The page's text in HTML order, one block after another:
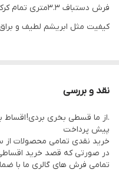
فرش دستباف
کیفیت مثل ابریشم لطیف و براق
نقد و بررسی
پیش پرداخت
خرید نقدی تمامی محصولات از
در صورتی که قصد خرید اقساطی